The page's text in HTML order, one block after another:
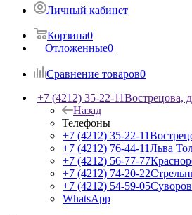
Личный кабинет
Корзина0
Отложенные0
Сравнение товаров0
+7 (4212) 35-22-11Вострецова,
Назад
Телефоны
+7 (4212) 35-22-11
+7 (4212) 76-44-11Льва
+7 (4212) 56-77-77
+7 (4212) 74-20-22
+7 (4212) 54-59-05
WhatsApp